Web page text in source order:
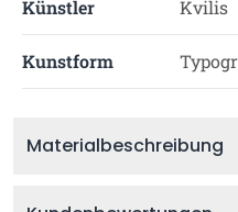
Künstler Kvilis
Kunstform
Materialbeschreibung